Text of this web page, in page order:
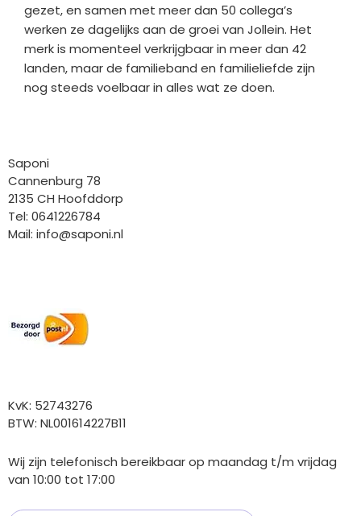
gezet, en samen met meer dan 50 collega’s
werken ze dagelijks aan de groei van Jollein. Het
merk is momenteel verkrijgbaar in meer dan 42
landen, maar de familieband en familieliefde zijn
nog steeds voelbaar in alles wat ze doen.
Saponi
Cannenburg 78
2135 CH Hoofddorp
Tel: 0641226784
Mail: info@saponi.nl
KvK: 52743276
BTW: NL001614227B11
Wij zijn telefonisch bereikbaar op maandag t/m vrijdag
van 10:00 tot 17:00